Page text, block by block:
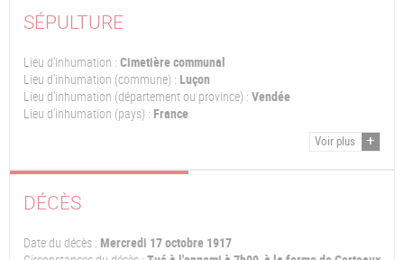
SÉPULTURE
Lieu d'inhumation : Cimetière communal
Lieu d'inhumation (commune) : Luçon
Lieu d'inhumation (département ou province) : Vendée
Lieu d'inhumation (pays) : France
Voir plus
DÉCÈS
Date du décès : Mercredi 17 octobre 1917